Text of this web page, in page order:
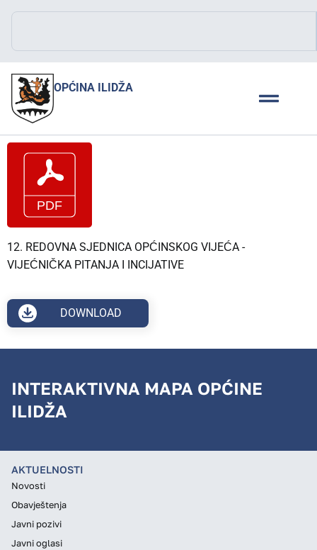
OPĆINA ILIDŽA
12. REDOVNA SJEDNICA OPĆINSKOG VIJEĆA -
VIJEĆNIČKA PITANJA I INCIJATIVE
DOWNLOAD
INTERAKTIVNA MAPA OPĆINE
ILIDŽA
AKTUELNOSTI
Novosti
Obavještenja
Javni pozivi
Javni oglasi